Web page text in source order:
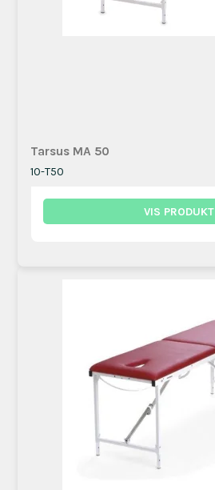
Tarsus MA 50
10-T50
VIS PRODUKT